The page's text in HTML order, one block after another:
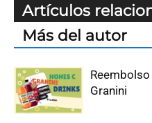
Artículos
Más del autor
Granini